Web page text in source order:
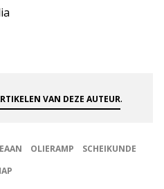
VAN DEZE AUTEUR.
OLIERAMP
SCHEIKUNDE